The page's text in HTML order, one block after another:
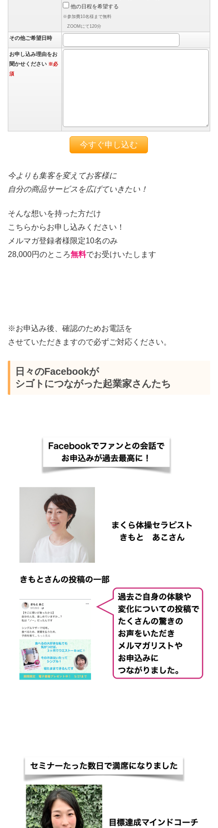
他の日程を希望する
※参加費10名様まで無料
ZOOMにて120分
その他ご希望日時
お申し込み理由をお
聞かせください ※必
須
今よりも集客を変えてお客様に
自分の商品サービスを広げていきたい！
そんな想いを持った方だけ
こちらからお申し込みください！
メルマガ登録者様限定10名のみ
28,000円のところ無料でお受けいたします
※お申込み後、確認のためお電話を
させていただきますので必ずご対応ください。
日々のFacebookが
シゴトにつながった起業家さんたち